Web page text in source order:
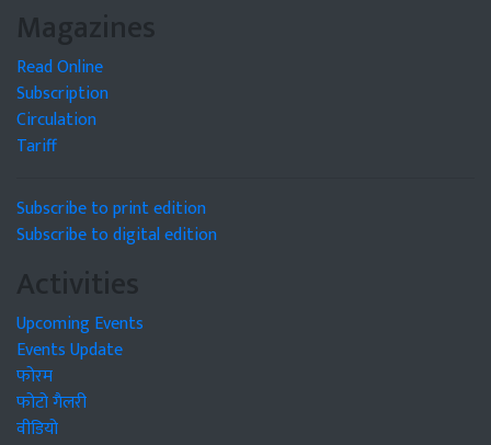
Magazines
Read Online
Subscription
Circulation
Tariff
Subscribe to print edition
Subscribe to digital edition
Activities
Upcoming Events
Events Update
फोरम
फोटो गैलरी
वीडियो